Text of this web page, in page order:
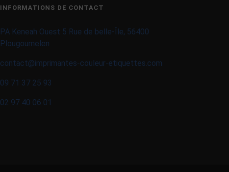
INFORMATIONS DE CONTACT
PA Keneah Ouest 5 Rue de belle-Île, 56400
Plougoumelen
contact@imprimantes-couleur-etiquettes.com
09 71 37 25 93
02 97 40 06 01